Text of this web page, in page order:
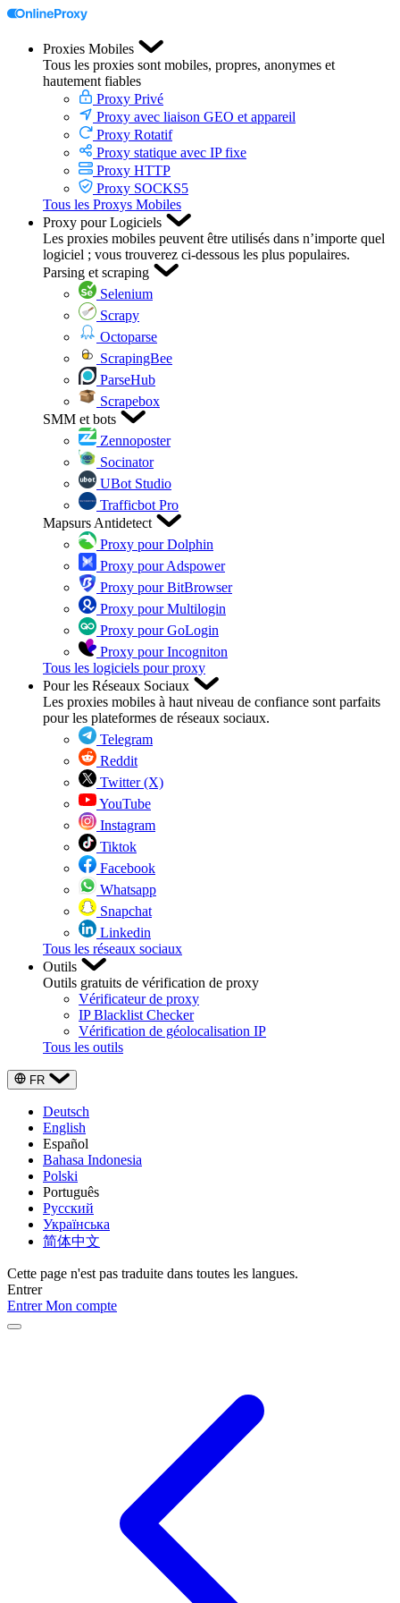
Proxies Mobiles
Tous les proxies sont mobiles, propres, anonymes et
hautement fiables
Proxy Privé
Proxy avec liaison GEO et appareil
Proxy Rotatif
Proxy statique avec IP fixe
Proxy HTTP
Proxy SOCKS5
Tous les Proxys Mobiles
Proxy pour Logiciels
Les proxies mobiles peuvent être utilisés dans n’importe quel
logiciel ; vous trouverez ci-dessous les plus populaires.
Parsing et scraping
Selenium
Scrapy
Octoparse
ScrapingBee
ParseHub
Scrapebox
SMM et bots
Zennoposter
Socinator
UBot Studio
Trafficbot Pro
Mapsurs Antidetect
Proxy pour Dolphin
Proxy pour Adspower
Proxy pour BitBrowser
Proxy pour Multilogin
Proxy pour GoLogin
Proxy pour Incogniton
Tous les logiciels pour proxy
Pour les Réseaux Sociaux
Les proxies mobiles à haut niveau de confiance sont parfaits
pour les plateformes de réseaux sociaux.
Telegram
Reddit
Twitter (X)
YouTube
Instagram
Tiktok
Facebook
Whatsapp
Snapchat
Linkedin
Tous les réseaux sociaux
Outils
Outils gratuits de vérification de proxy
Vérificateur de proxy
IP Blacklist Checker
Vérification de géolocalisation IP
Tous les outils
FR
Deutsch
English
Español
Bahasa Indonesia
Polski
Português
Русский
Українська
简体中文
Cette page n'est pas traduite dans toutes les langues.
Entrer
EntrerMon compte